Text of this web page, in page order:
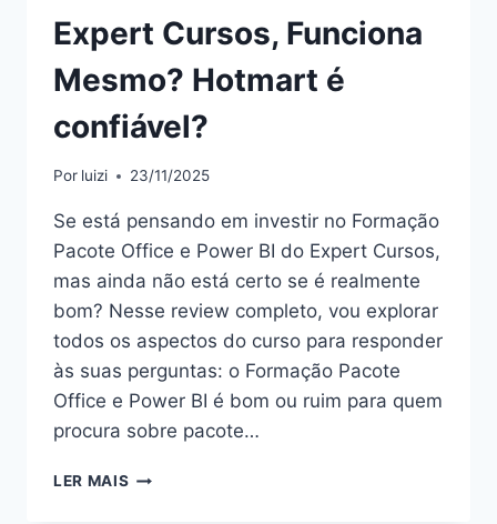
Expert Cursos, Funciona
Mesmo? Hotmart é
confiável?
Por luizi 23/11/2025
Se está pensando em investir no Formação
Pacote Office e Power BI do Expert Cursos,
mas ainda não está certo se é realmente
bom? Nesse review completo, vou explorar
todos os aspectos do curso para responder
às suas perguntas: o Formação Pacote
Office e Power BI é bom ou ruim para quem
procura sobre pacote…
LER MAIS FORMAÇÃO